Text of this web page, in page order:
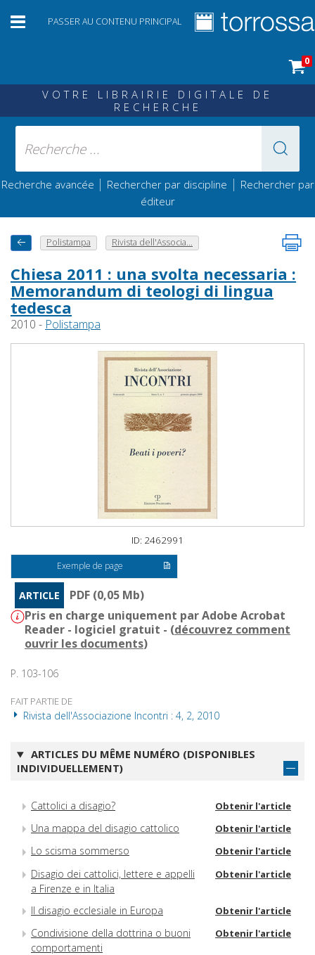
PASSER AU CONTENU PRINCIPAL
0
VOTRE LIBRAIRIE DIGITALE DE
RECHERCHE
Recherche avancée | Rechercher par discipline | Rechercher par
éditeur
Polistampa Rivista dell'Associa...
Chiesa 2011 : una svolta necessaria :
Memorandum di teologi di lingua
tedesca
2010 - Polistampa
ID: 2462991
Exemple de page
ARTICLE
PDF (0,05 Mb)
Pris en charge uniquement par Adobe Acrobat
Reader - logiciel gratuit - (découvrez comment
ouvrir les documents)
P. 103-106
FAIT PARTIE DE
Rivista dell'Associazione Incontri : 4, 2, 2010
ARTICLES DU MÊME NUMÉRO (DISPONIBLES
INDIVIDUELLEMENT)
Cattolici a disagio? Obtenir l'article
Una mappa del disagio cattolico Obtenir l'article
Lo scisma sommerso Obtenir l'article
Disagio dei cattolici, lettere e appelli
a Firenze e in Italia
Obtenir l'article
Il disagio ecclesiale in Europa Obtenir l'article
Condivisione della dottrina o buoni
comportamenti
Obtenir l'article